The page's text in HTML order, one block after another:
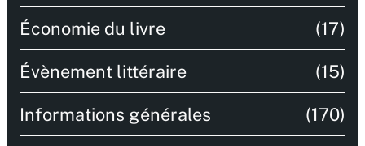
Économie du livre (17)
Évènement littéraire (15)
Informations générales (170)